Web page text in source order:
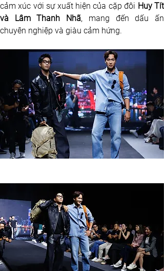
cảm xúc với sự xuất hiện của cặp đôi Huy Tít
và Lâm Thanh Nhã, mang đến dấu ấn
chuyên nghiệp và giàu cảm hứng.